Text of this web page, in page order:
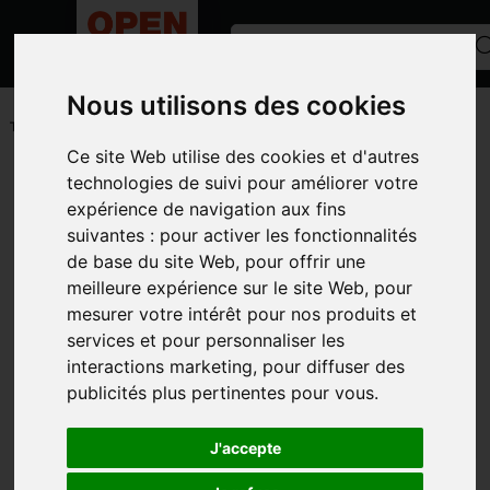
Nous utilisons des cookies
Ce site Web utilise des cookies et d'autres
technologies de suivi pour améliorer votre
expérience de navigation aux fins
suivantes : pour activer les fonctionnalités
de base du site Web, pour offrir une
meilleure expérience sur le site Web, pour
mesurer votre intérêt pour nos produits et
services et pour personnaliser les
interactions marketing, pour diffuser des
publicités plus pertinentes pour vous.
J'accepte
ACCUEIL/PETITS MATÉRIELS ET ACCESSOIRES /PIECES
TECHNIQUES
Toutes les catégories
CATÉGORIES
MARQUES
MODÈLE
PHOTOS
FILTRE AUTRES